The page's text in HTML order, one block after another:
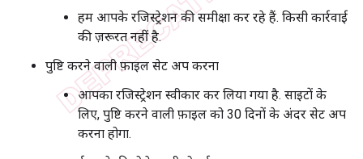
हम आपके रजिस्ट्रेशन की समीक्षा कर रहे हैं. किसी कार्रवाई
की ज़रूरत नहीं है.
पुष्टि करने वाली फ़ाइल सेट अप करना
आपका रजिस्ट्रेशन स्वीकार कर लिया गया है. साइटों के
लिए, पुष्टि करने वाली फ़ाइल को 30 दिनों के अंदर सेट अप
करना होगा.